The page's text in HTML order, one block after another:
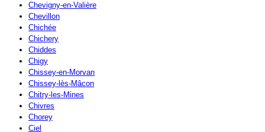
Chevigny-en-Valière
Chevillon
Chichée
Chichery
Chiddes
Chigy
Chissey-en-Morvan
Chissey-lès-Mâcon
Chitry-les-Mines
Chivres
Chorey
Ciel